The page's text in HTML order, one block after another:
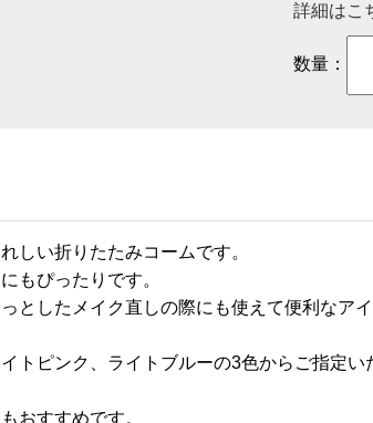
詳細はこ
数量：
しい折りたたみコームです。
もぴったりです。
としたメイク直しの際にも使えて便利なアイ
ピンク、ライトブルーの3色からご指定い
おすすめです。